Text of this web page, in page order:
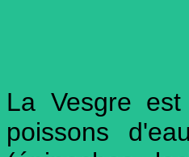
La Vesgre
poissons